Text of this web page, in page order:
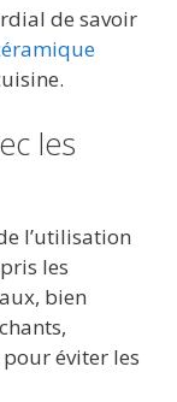
de savoir
les
l’utilisation
les
bien
éviter les